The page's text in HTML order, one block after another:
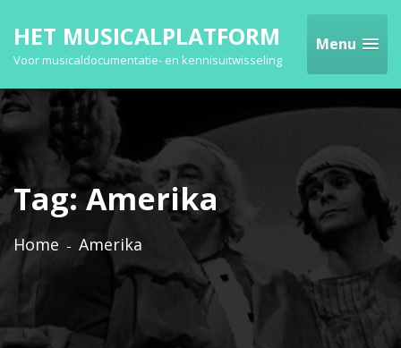
HET MUSICALPLATFORM
Voor musicaldocumentatie- en kennisuitwisseling
Menu
Tag:Amerika
Home Amerika